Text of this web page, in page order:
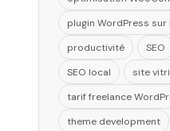
plugin WordPress sur
productivité
SEO
SEO local
site
tarif freelance
theme development